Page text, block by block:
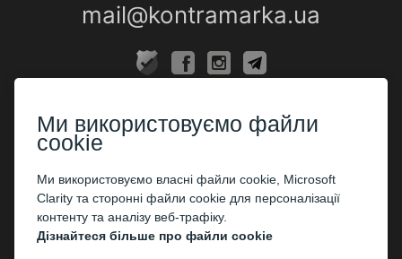
mail@kontramarka.ua
Каси
ПАРТНЕРАМ
Організаторам
Корпоративним клієнтам
Ми використовуємо файли
cookie
Ми використовуємо власні файли cookie, Microsoft
Clarity та сторонні файли cookie для персоналізації
контенту та аналізу веб-трафіку.
Дізнайтеся більше про файли cookie